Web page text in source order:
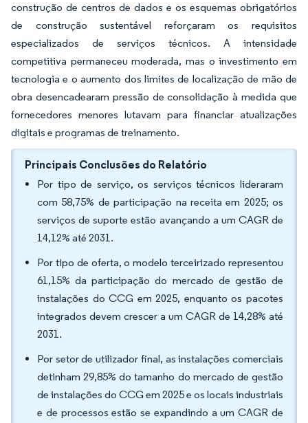
construção de centros de dados e os esquemas obrigatórios
de construção sustentável reforçaram os requisitos
especializados de serviços técnicos. A intensidade
competitiva permaneceu moderada, mas o investimento em
tecnologia e o aumento dos limites de localização de mão de
obra desencadearam pressão de consolidação à medida que
fornecedores menores lutavam para financiar atualizações
digitais e programas de treinamento.
Principais Conclusões do Relatório
Por tipo de serviço, os serviços técnicos lideraram
com 58,75% de participação na receita em 2025; os
serviços de suporte estão avançando a um CAGR de
14,12% até 2031.
Por tipo de oferta, o modelo terceirizado representou
61,15% da participação do mercado de gestão de
instalações do CCG em 2025, enquanto os pacotes
integrados devem crescer a um CAGR de 14,28% até
2031.
Por setor de utilizador final, as instalações comerciais
detinham 29,85% do tamanho do mercado de gestão
de instalações do CCG em 2025 e os locais industriais
e de processos estão se expandindo a um CAGR de